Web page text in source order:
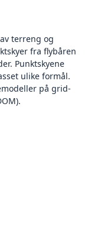
terreng og
fra flybåren
Punktskyene
ulike formål.
på grid-